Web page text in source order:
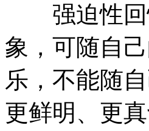
强迫性回
象，可随自
乐，不能随
更鲜明、更真